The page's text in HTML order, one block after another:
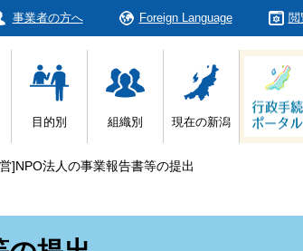
事業者の方へ Foreign Language 閲
目的別 組織別 現在の新潟
]NPO法人の事業報告書等の提出